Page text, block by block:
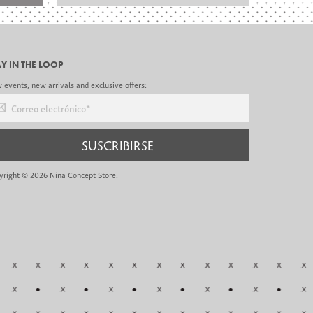
IN THE LOOP
events, new arrivals and exclusive offers:
electrónico
SUSCRIBIRSE
© 2026 Nina Concept Store.